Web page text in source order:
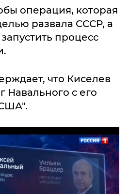
операция, которая
развала СССР, а
процесс
что Киселев
Навального с его